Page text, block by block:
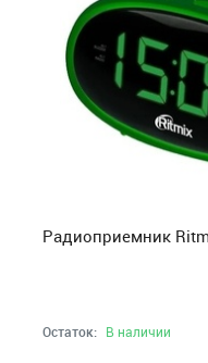
Радиоприемник
Остаток: В наличии